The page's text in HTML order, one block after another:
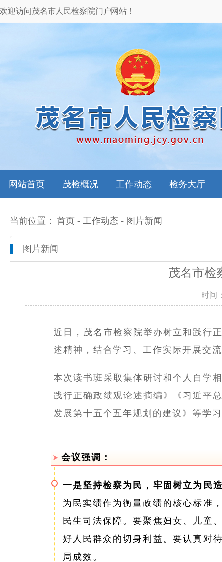
欢迎访问茂名市人民检察院门户网站！
网站首页 茂检概况
本院领导
联系方式
工作动态
图片新闻
检务大厅
预决算公开
公益诉讼
新闻发布会
当前位置： 首页 - 工作动态 - 图片新闻
图片新闻
茂名市检
时间
近日，茂名市检察院举办树立和践行
述精神，结合学习、工作实际开展交
本次读书班采取集体研讨和个人自学
践行正确政绩观论述摘编》《习近平
发展第十五个五年规划的建议》等学
➤ 会议强调：
一是坚持检察为民，牢固树立为民
为民实绩作为衡量政绩的核心标准
民生司法保障。要聚焦妇女、儿童
好人民群众的切身利益。要认真对
局成效。